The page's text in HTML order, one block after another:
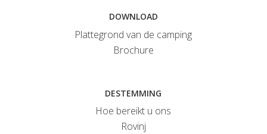
DOWNLOAD
Plattegrond van de camping
Brochure
DESTEMMING
Hoe bereikt u ons
Rovinj